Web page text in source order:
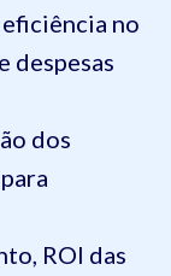
eficiência no
despesas
dos
ROI das